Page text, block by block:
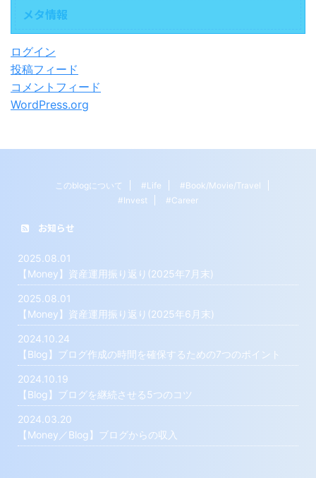
メタ情報
ログイン
投稿フィード
コメントフィード
WordPress.org
このblogについて #Life
#Book/Movie/Travel
#Invest
#Career
お知らせ
2025.08.01
【Money】資産運用振り返り(2025年7月末)
2025.08.01
【Money】資産運用振り返り(2025年6月末)
2024.10.24
【Blog】ブログ作成の時間を確保するための7つのポイント
2024.10.19
【Blog】ブログを継続させる5つのコツ
2024.03.20
【Money／Blog】ブログからの収入